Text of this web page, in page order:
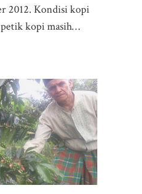
2012. Kondisi kopi
petik kopi masih…